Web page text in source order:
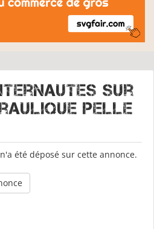
sur
pelle
été déposé sur cette annonce.